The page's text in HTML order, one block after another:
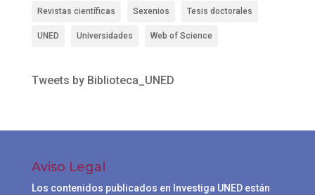
Revistas científicas Sexenios Tesis doctorales
UNED Universidades Web of Science
Tweets by Biblioteca_UNED
Aviso Legal
Los contenidos publicados en Investiga UNED están